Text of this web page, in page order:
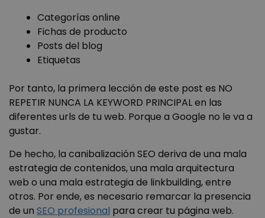
Categorías online
Fichas de producto
Posts del blog
Etiquetas
Por tanto, la primera lección de este post es NO
REPETIR NUNCA LA KEYWORD PRINCIPAL en las
diferentes urls de tu web. Porque a Google no le va a
gustar.
De hecho, la canibalización SEO deriva de una mala
estrategia de contenidos, una mala arquitectura
web o una mala estrategia de linkbuilding, entre
otros. Por ende, es necesario remarcar la presencia
de un SEO profesional para crear tu página web.